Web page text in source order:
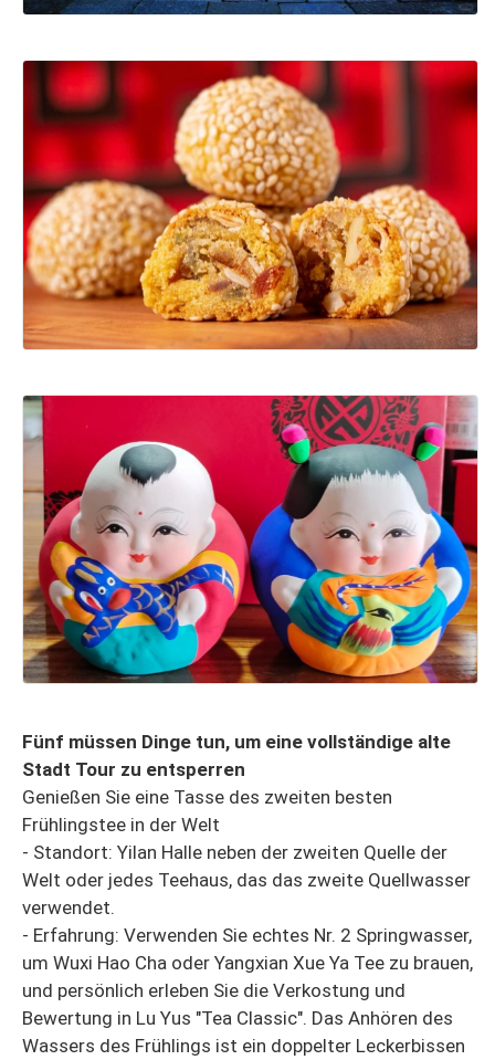
Fünf müssen Dinge tun, um eine vollständige alte
Stadt Tour zu entsperren
Genießen Sie eine Tasse des zweiten besten
Frühlingstee in der Welt
- Standort: Yilan Halle neben der zweiten Quelle der
Welt oder jedes Teehaus, das das zweite Quellwasser
verwendet.
- Erfahrung: Verwenden Sie echtes Nr. 2 Springwasser,
um Wuxi Hao Cha oder Yangxian Xue Ya Tee zu brauen,
und persönlich erleben Sie die Verkostung und
Bewertung in Lu Yus "Tea Classic". Das Anhören des
Wassers des Frühlings ist ein doppelter Leckerbissen